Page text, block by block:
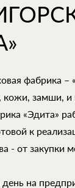
фабрика
замши, и
«Эдита»
к
- от закупки
на